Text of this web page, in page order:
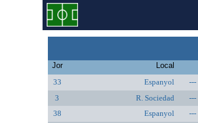
Jor Local
33
Espanyol ---
3
R. Sociedad ---
38
Espanyol ---